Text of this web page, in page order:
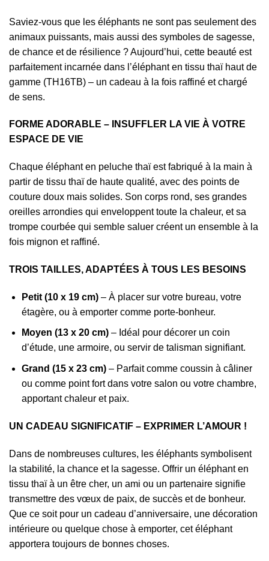
Saviez-vous que les éléphants ne sont pas seulement des
animaux puissants, mais aussi des symboles de sagesse,
de chance et de résilience ? Aujourd’hui, cette beauté est
parfaitement incarnée dans l’éléphant en tissu thaï haut de
gamme (TH16TB) – un cadeau à la fois raffiné et chargé
de sens.
FORME ADORABLE – INSUFFLER LA VIE À VOTRE
ESPACE DE VIE
Chaque éléphant en peluche thaï est fabriqué à la main à
partir de tissu thaï de haute qualité, avec des points de
couture doux mais solides. Son corps rond, ses grandes
oreilles arrondies qui enveloppent toute la chaleur, et sa
trompe courbée qui semble saluer créent un ensemble à la
fois mignon et raffiné.
TROIS TAILLES, ADAPTÉES À TOUS LES BESOINS
Petit (10 x 19 cm)– À placer sur votre bureau, votre
étagère, ou à emporter comme porte-bonheur.
Moyen (13 x 20 cm)– Idéal pour décorer un coin
d’étude, une armoire, ou servir de talisman signifiant.
Grand (15 x 23 cm)– Parfait comme coussin à câliner
ou comme point fort dans votre salon ou votre chambre,
apportant chaleur et paix.
UN CADEAU SIGNIFICATIF – EXPRIMER L’AMOUR !
Dans de nombreuses cultures, les éléphants symbolisent
la stabilité, la chance et la sagesse. Offrir un éléphant en
tissu thaï à un être cher, un ami ou un partenaire signifie
transmettre des vœux de paix, de succès et de bonheur.
Que ce soit pour un cadeau d’anniversaire, une décoration
intérieure ou quelque chose à emporter, cet éléphant
apportera toujours de bonnes choses.